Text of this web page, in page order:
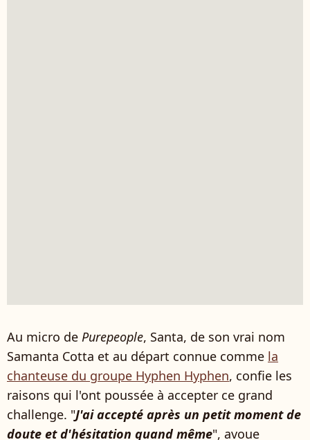
Au micro de Purepeople, Santa, de son vrai nom
Samanta Cotta et au départ connue comme la
chanteuse du groupe Hyphen Hyphen, confie les
raisons qui l'ont poussée à accepter ce grand
challenge. "J'ai accepté après un petit moment de
doute et d'hésitation quand même", avoue